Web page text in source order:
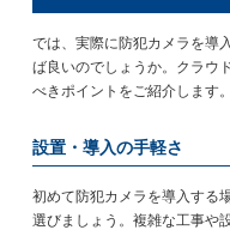
では、実際に防犯カメラを導
ば良いのでしょうか。クラウ
べきポイントをご紹介します。
設置・導入の手軽さ
初めて防犯カメラを導入する
選びましょう。複雑な工事や